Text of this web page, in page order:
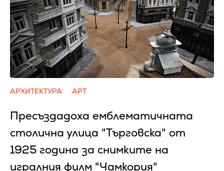
АРХИТЕКТУРА АРТ
Пресъздадоха емблематичната
столична улица "Търговска" от
1925 година за снимките на
игралния филм "Чамкория"